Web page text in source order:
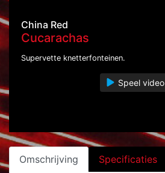
China Red
Cucarachas
Supervette knetterfonteinen.
Speel video
Omschrijving Specificaties